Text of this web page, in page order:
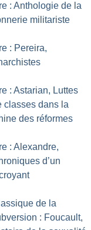
: Anthologie de la
militariste
: Pereira,
: Astarian, Luttes
classes dans la
des réformes
: Alexandre,
d’un
de la
: Foucault,